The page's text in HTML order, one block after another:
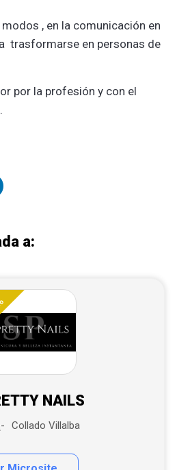
, en la comunicación en
trasformarse en personas de
por la profesión y con el
a:
NAILS
Collado Villalba